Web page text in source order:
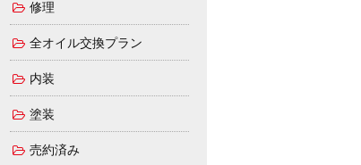
修理
全オイル交換プラン
内装
塗装
売約済み